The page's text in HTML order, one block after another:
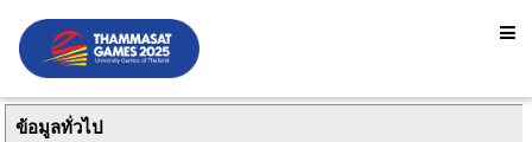
ข้อมูลทั่วไป